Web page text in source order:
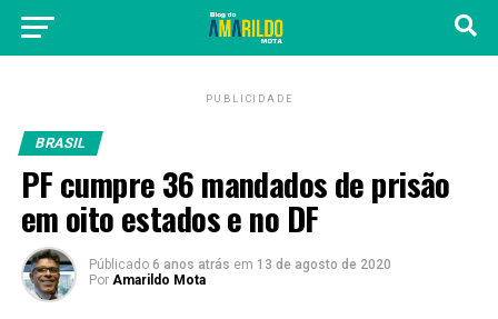
PUBLICIDADE
BRASIL
PF cumpre 36 mandados de prisão
em oito estados e no DF
Públicado 6 anos atrás em 13 de agosto de 2020
Por Amarildo Mota